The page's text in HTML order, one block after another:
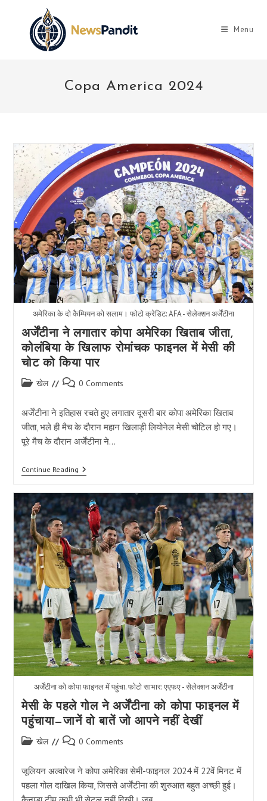
Menu
Copa America 2024
अमेरिका के दो कैम्पियन को सलाम। फोटो क्रेडिट: AFA - सेलेक्शन अर्जेंटीना
अर्जेंटीना ने लगातार कोपा अमेरिका खिताब जीता,
कोलंबिया के खिलाफ रोमांचक फाइनल में मेसी की
चोट को किया पार
Post खेल
Post 0 Comments
अर्जेंटीना ने इतिहास रचते हुए लगातार दूसरी बार कोपा अमेरिका खिताब
जीता, भले ही मैच के दौरान महान खिलाड़ी लियोनेल मेसी चोटिल हो गए।
पूरे मैच के दौरान अर्जेंटीना ने…
Continue Readingअर्जेंटीना
ने
कोपा
अमेरिका
खिताब
जीता,
कोलंबिया
के
खिलाफ
रोमांचक
फाइनल
में
मेसी
की
चोट
को
किया
पार
अर्जेंटीना को कोपा फाइनल में पहुंचा. फोटो साभार: एएफए - सेलेक्शन अर्जेंटीना
मेसी के पहले गोल ने अर्जेंटीना को कोपा फाइनल में
पहुंचाया—जानें वो बातें जो आपने नहीं देखीं
Post खेल
Post 0 Comments
जूलियन अल्वारेज ने कोपा अमेरिका सेमी-फाइनल 2024 में 22वें मिनट में
पहला गोल दाखिल किया, जिससे अर्जेंटीना की शुरुआत बहुत अच्छी हुई।